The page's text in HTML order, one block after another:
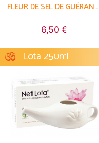
FLEUR DE SEL DE GUÉRANDE 100% NATUREL
6,50 €
Lota 250ml